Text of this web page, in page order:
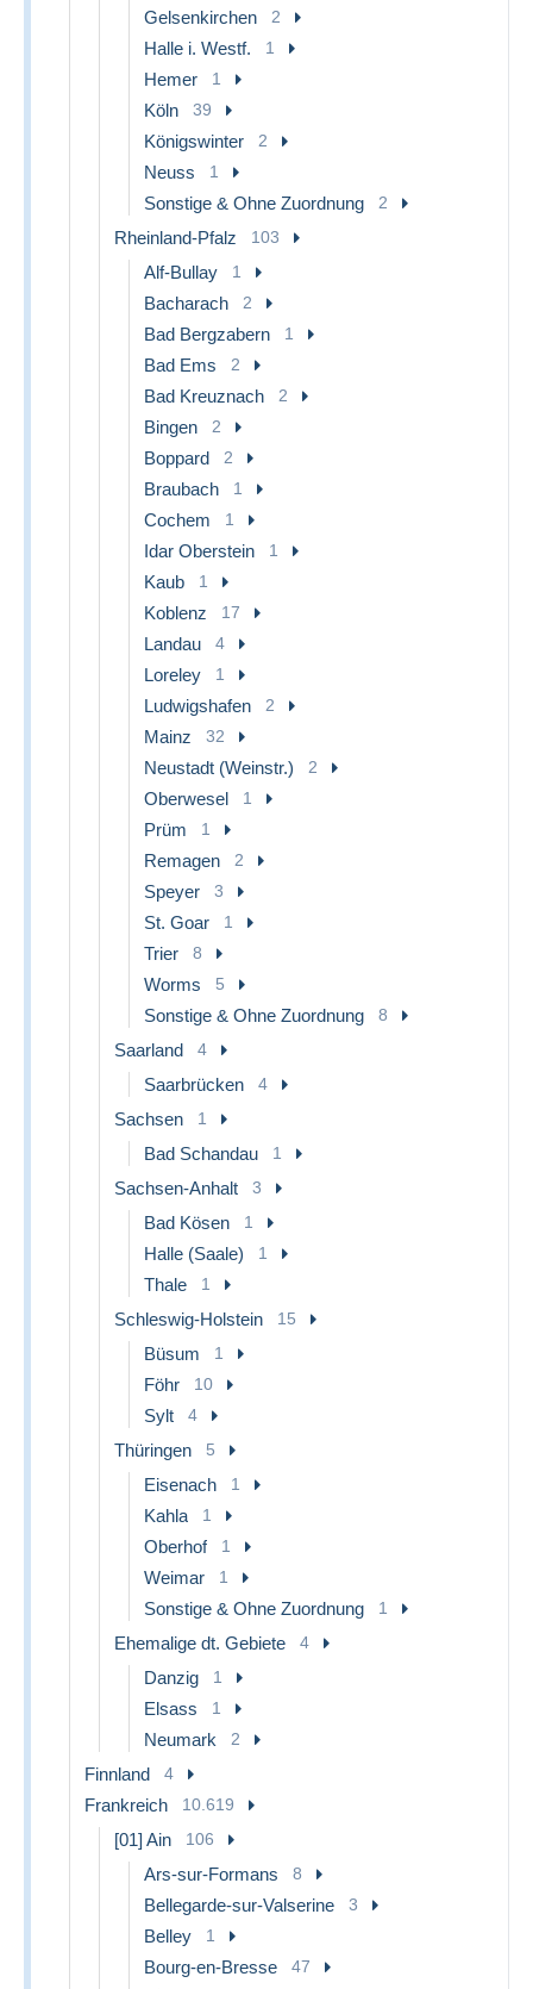
Gelsenkirchen 2
Halle i. Westf. 1
Hemer 1
Köln 39
Königswinter 2
Neuss 1
Sonstige & Ohne Zuordnung 2
Rheinland-Pfalz 103
Alf-Bullay 1
Bacharach 2
Bad Bergzabern 1
Bad Ems 2
Bad Kreuznach 2
Bingen 2
Boppard 2
Braubach 1
Cochem 1
Idar Oberstein 1
Kaub 1
Koblenz 17
Landau 4
Loreley 1
Ludwigshafen 2
Mainz 32
Neustadt (Weinstr.) 2
Oberwesel 1
Prüm 1
Remagen 2
Speyer 3
St. Goar 1
Trier 8
Worms 5
Sonstige & Ohne Zuordnung 8
Saarland 4
Saarbrücken 4
Sachsen 1
Bad Schandau 1
Sachsen-Anhalt 3
Bad Kösen 1
Halle (Saale) 1
Thale 1
Schleswig-Holstein 15
Büsum 1
Föhr 10
Sylt 4
Thüringen 5
Eisenach 1
Kahla 1
Oberhof 1
Weimar 1
Sonstige & Ohne Zuordnung 1
Ehemalige dt. Gebiete 4
Danzig 1
Elsass 1
Neumark 2
Finnland 4
Frankreich 10.619
[01] Ain 106
Ars-sur-Formans 8
Bellegarde-sur-Valserine 3
Belley 1
Bourg-en-Bresse 47